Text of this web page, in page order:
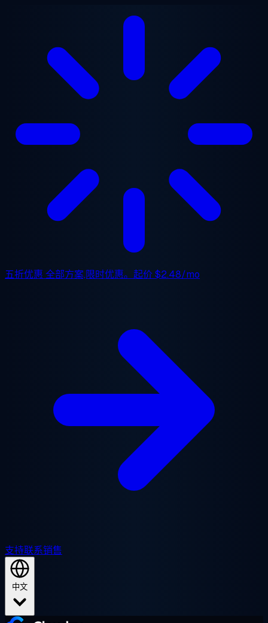
五折优惠 全部方案,限时优惠。起价$2.48/mo
支持联系销售
中文